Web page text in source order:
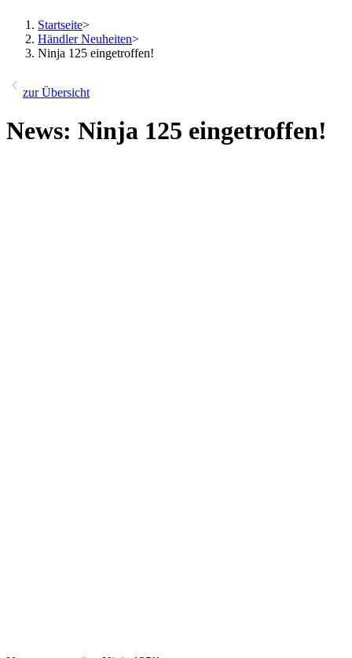
Startseite>
Händler Neuheiten>
Ninja 125 eingetroffen!
zur Übersicht
News: Ninja 125 eingetroffen!